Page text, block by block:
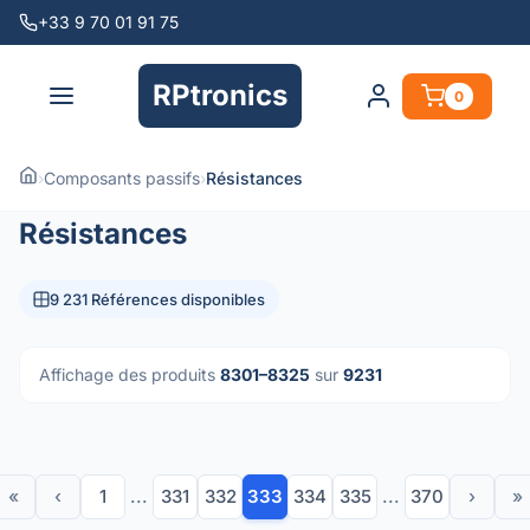
+33 9 70 01 91 75
RPtronics 0
›Composants passifs›Résistances
Résistances
9 231 Références disponibles
Affichage des produits 8301–8325 sur 9231
« ‹ 1 ... 331 332 333 334 335 ... 370 › »